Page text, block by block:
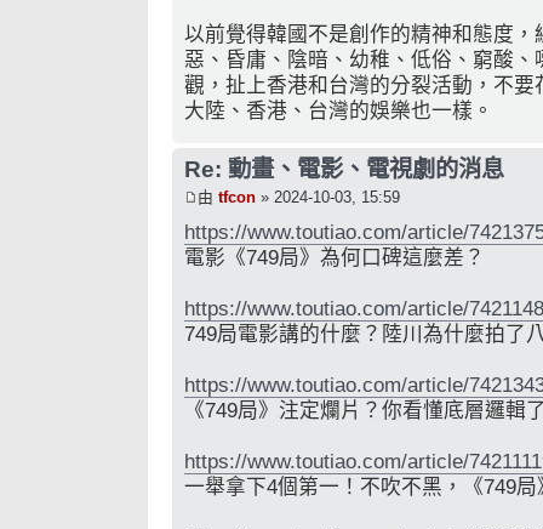
以前覺得韓國不是創作的精神和態度
惡、昏庸、陰暗、幼稚、低俗、窮酸
觀，扯上香港和台灣的分裂活動，不
大陸、香港、台灣的娛樂也一樣。
Re: 動畫、電影、電視劇的消息
由 tfcon » 2024-10-03, 15:59
https://www.toutiao.com/article/
電影《749局》為何口碑這麼差？
https://www.toutiao.com/article/
749局電影講的什麼？陸川為什麼拍了
https://www.toutiao.com/article/
《749局》注定爛片？你看懂底層邏輯
https://www.toutiao.com/article/
一舉拿下4個第一！不吹不黑，《749